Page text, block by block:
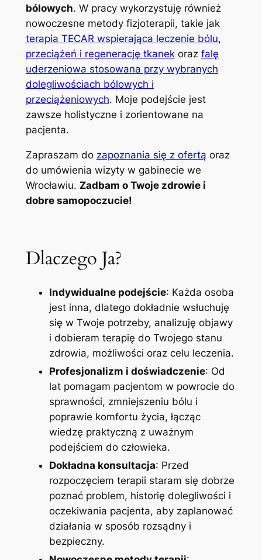
bólowych. W pracy wykorzystuję również
nowoczesne metody fizjoterapii, takie jak
terapia TECAR wspierająca leczenie bólu,
przeciążeń i regenerację tkanekoraz falę
uderzeniowa stosowana przy wybranych
dolegliwościach bólowych i
przeciążeniowych. Moje podejście jest
zawsze holistyczne i zorientowane na
pacjenta.
Zapraszam do zapoznania się z ofertą oraz
do umówienia wizyty w gabinecie we
Wrocławiu. Zadbam o Twoje zdrowie i
dobre samopoczucie!
Dlaczego Ja?
Indywidualne podejście: Każda osoba
jest inna, dlatego dokładnie wsłuchuję
się w Twoje potrzeby, analizuję objawy
i dobieram terapię do Twojego stanu
zdrowia, możliwości oraz celu leczenia.
Profesjonalizm i doświadczenie: Od
lat pomagam pacjentom w powrocie do
sprawności, zmniejszeniu bólu i
poprawie komfortu życia, łącząc
wiedzę praktyczną z uważnym
podejściem do człowieka.
Dokładna konsultacja: Przed
rozpoczęciem terapii staram się dobrze
poznać problem, historię dolegliwości i
oczekiwania pacjenta, aby zaplanować
działania w sposób rozsądny i
bezpieczny.